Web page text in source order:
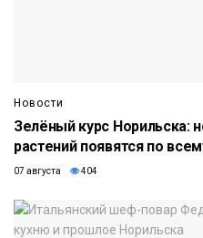
Новости
Зелёный курс Норильска:
растений появятся по
07 августа 404